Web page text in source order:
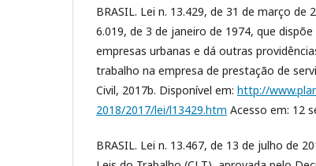
BRASIL. Lei n. 13.429, de 31 de março de
6.019, de 3 de janeiro de 1974, que
empresas urbanas e dá outras
trabalho na empresa de prestação de
Civil, 2017b. Disponível em: http://
2018/2017/lei/l13429.htm Acesso em: 12
BRASIL. Lei n. 13.467, de 13 de julho de